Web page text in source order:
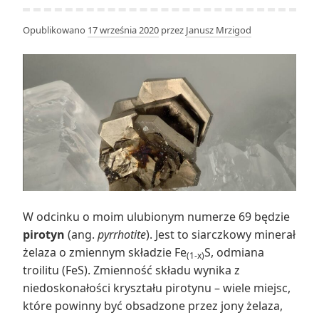
Opublikowano 17 września 2020 przez Janusz Mrzigod
W odcinku o moim ulubionym numerze 69 będzie
pirotyn (ang. pyrrhotite). Jest to siarczkowy minerał
żelaza o zmiennym składzie Fe(1-x)S, odmiana
troilitu (FeS). Zmienność składu wynika z
niedoskonałości kryształu pirotynu – wiele miejsc,
które powinny być obsadzone przez jony żelaza,